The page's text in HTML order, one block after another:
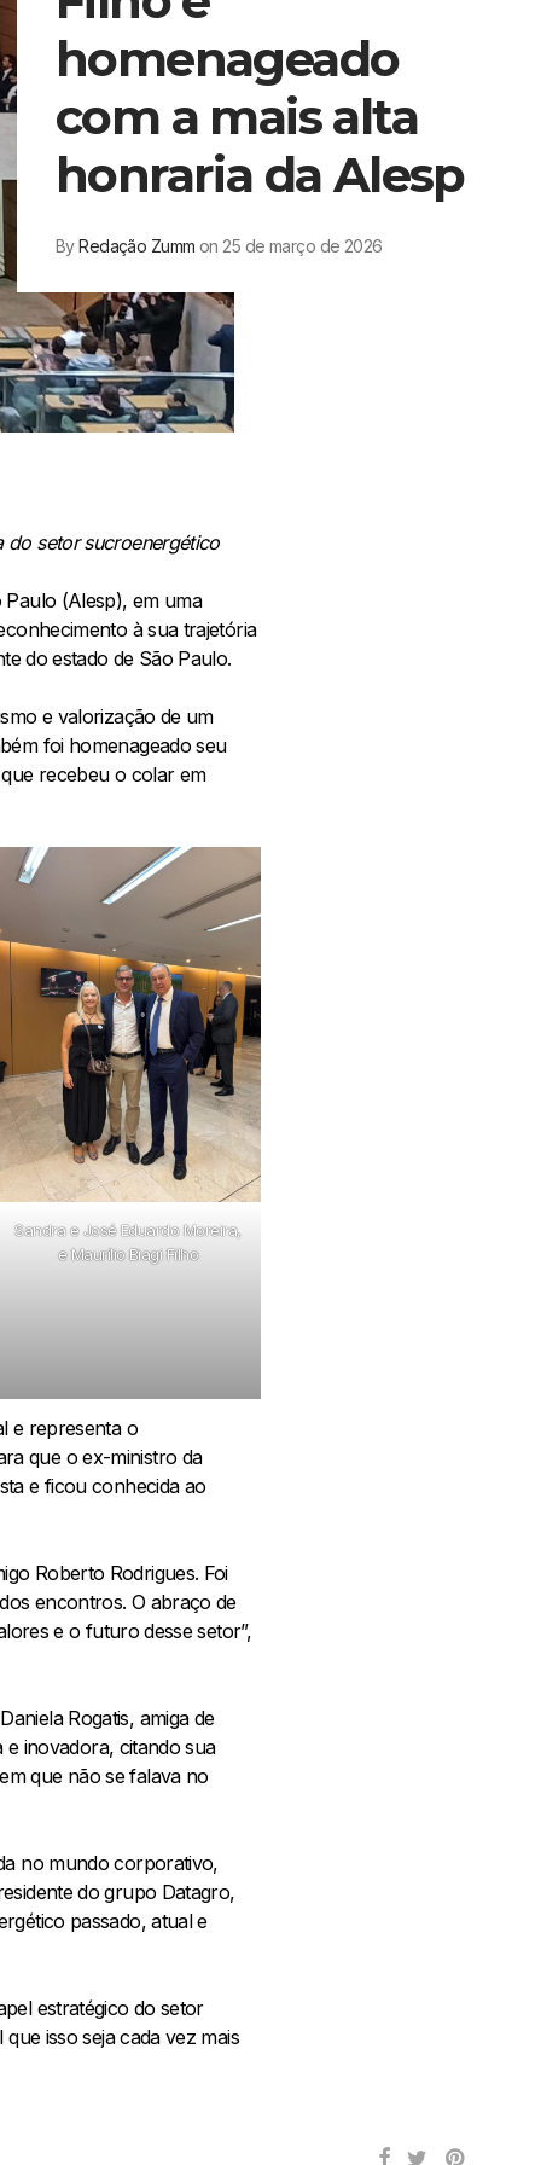
homenageado
com a mais alta
honraria da Alesp
ByRedação Zumm on 25 de março de 2026
do setor sucroenergético
Paulo (Alesp), em uma
à sua trajetória
do estado de São Paulo.
e valorização de um
foi homenageado seu
recebeu o colar em
Sandra e José Eduardo Moreira,
e Maurílio Biagi Filho
e representa o
que o ex-ministro da
e ficou conhecida ao
Roberto Rodrigues. Foi
encontros. O abraço de
e o futuro desse setor”,
Rogatis, amiga de
inovadora, citando sua
que não se falava no
no mundo corporativo,
do grupo Datagro,
passado, atual e
estratégico do setor
isso seja cada vez mais